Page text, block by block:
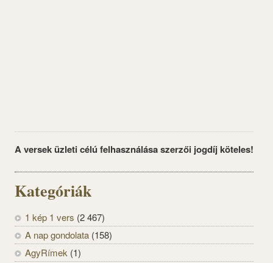
A versek üzleti célú felhasználása szerzői jogdíj köteles!
Kategóriák
1 kép 1 vers (2 467)
A nap gondolata (158)
AgyRímek (1)